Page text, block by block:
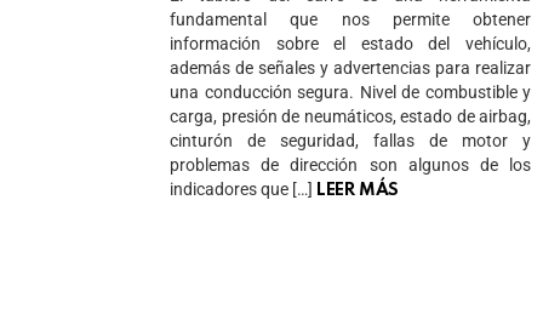
fundamental que nos permite obtener
información sobre el estado del vehículo,
además de señales y advertencias para realizar
una conducción segura. Nivel de combustible y
carga, presión de neumáticos, estado de airbag,
cinturón de seguridad, fallas de motor y
problemas de dirección son algunos de los
indicadores que […] LEER MÁS